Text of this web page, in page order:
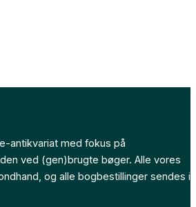
antikvariat med fokus på
ved (gen)brugte bøger. Alle vores
og alle bogbestillinger sendes i